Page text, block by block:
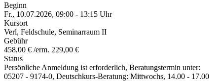
Beginn
Fr., 10.07.2026, 09:00 - 13:15 Uhr
Kursort
Verl, Feldschule, Seminarraum II
Gebühr
458,00 € /erm. 229,00 €
Status
Persönliche Anmeldung ist erforderlich, Beratungstermin unter:
05207 - 9174-0, Deutschkurs-Beratung: Mittwochs, 14.00 - 17.00